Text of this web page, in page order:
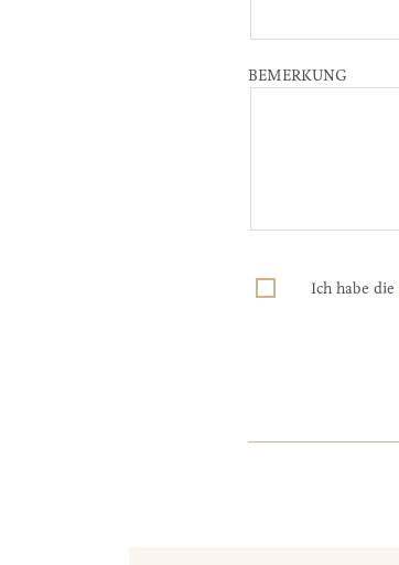
BEMERKUNG
Ich habe die